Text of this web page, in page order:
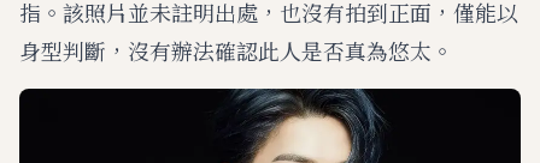
指。該照片並未註明出處，也沒有拍到正面，僅能以
身型判斷，沒有辦法確認此人是否真為悠太。